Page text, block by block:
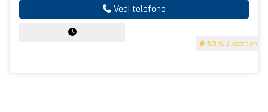
4.9 (60 recensioni)
Vedi telefono